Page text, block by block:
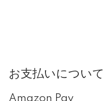
お支払いについて
Amazon Pay